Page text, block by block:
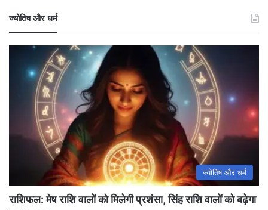
बेहतरीन
ज्योतिष और धर्म
ज्योतिष और धर्म
राशिफल: मेष राशि वालों को मिलेगी प्रशंसा, सिंह राशि वालों को बढ़ेगा